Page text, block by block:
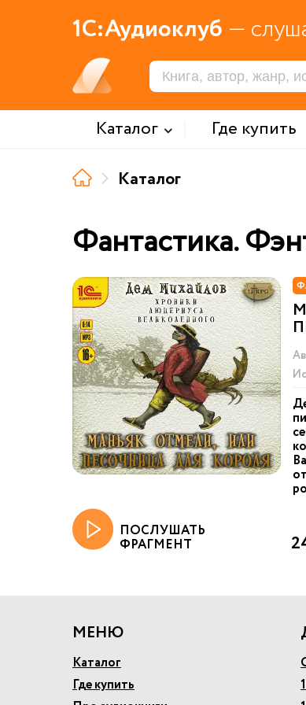
1С:Аудиоклуб —
Каталог Где купить
Каталог
Фантастика.
ПОСЛУШАТЬ
ФРАГМЕНТ
МЕНЮ
Каталог
Где купить